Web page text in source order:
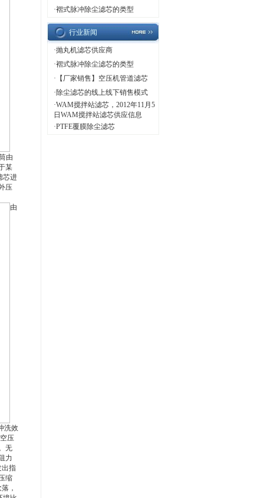
由
某
芯进
压
由
洗效
压
无
力
出指
缩
，
·褶式脉冲除尘滤芯的类型
行业新闻
·抛丸机滤芯供应商
·褶式脉冲除尘滤芯的类型
· 【厂家销售】空压机管道滤芯
·除尘滤芯的线上线下销售模式
·WAM搅拌站滤芯，2012年11月5
日WAM搅拌站滤芯供应信息
·PTFE覆膜除尘滤芯